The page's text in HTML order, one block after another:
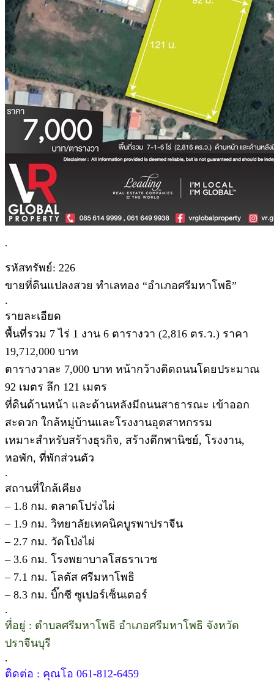
.
รหัสทรัพย์: 226
ขายที่ดินแปลงสวย ทำเลทอง “อำเภอศรีมหาโพธิ”
.
รายละเอียด
พื้นที่รวม 7 ไร่ 1 งาน 6 ตารางวา (2,816 ตร.ว.) ราคา
19,712,000 บาท
ตารางวาละ 7,000 บาท หน้ากว้างติดถนนโดยประมาณ
92 เมตร ลึก 121 เมตร
ที่ดินด้านหน้า และด้านหลังมีถนนสาธารณะ เข้าออก
สะดวก ใกล้หมู่บ้านและโรงงานอุตสาหกรรม
เหมาะสำหรับสร้างธุรกิจ, สร้างตึกพานิชย์, โรงงาน,
หอพัก, ที่พักส่วนตัว
.
สถานที่ใกล้เคียง
– 1.8 กม. ตลาดโปร่งไผ่
– 1.9 กม. วิทยาลัยเทคนิคบูรพาปราจีน
– 2.7 กม. วัดโป่งไผ่
– 3.6 กม. โรงพยาบาลโสธราเวช
– 7.1 กม. โลตัส ศรีมหาโพธิ
– 8.3 กม. บิ๊กซี ซูเปอร์เซ็นเตอร์
.
ที่อยู่ : ตำบลศรีมหาโพธิ อำเภอศรีมหาโพธิ จังหวัด
ปราจีนบุรี
.
ติดต่อ : คุณโอ 061-812-6459​